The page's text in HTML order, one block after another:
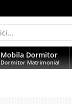
Mobila Dormitor
Dormitor Matrimonial